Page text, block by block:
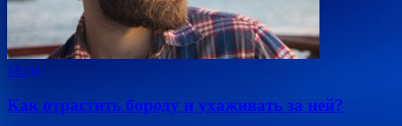
Мода
Как отрастить бороду и ухаживать за ней?